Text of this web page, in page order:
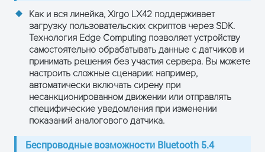
Как и вся линейка, Xirgo LX42 поддерживает
загрузку пользовательских скриптов через SDK.
Технология Edge Computing позволяет устройству
самостоятельно обрабатывать данные с датчиков и
принимать решения без участия сервера. Вы можете
настроить сложные сценарии: например,
автоматически включать сирену при
несанкционированном движении или отправлять
специфические уведомления при изменении
показаний аналогового датчика.
Беспроводные возможности Bluetooth 5.4